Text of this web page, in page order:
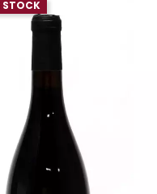
STOCK